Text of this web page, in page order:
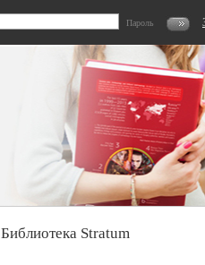
Пароль
Библиотека Stratum